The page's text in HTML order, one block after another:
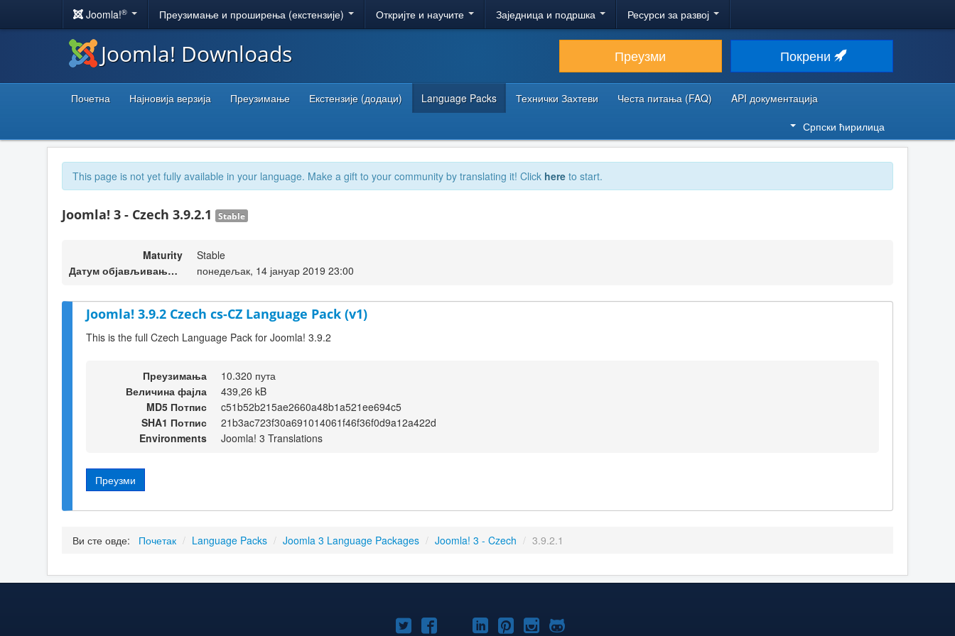
Joomla!® Преузимање и проширења (екстензије) Откријте и научите Заједница и подршка Ресурси за развој
Joomla! Downloads Преузми Покрени
Почетна Најновија верзија Преузимање Екстензије (додаци) Language Packs Технички Захтеви Честа питања (FAQ)
API документација
Српски ћирилица
This page is not yet fully available in your language. Make a gift to your community by translating it! Click here to start.
Joomla! 3 - Czech 3.9.2.1 Stable
Maturity
Stable
Датум објављивања верзије
понедељак, 14 јануар 2019 23:00
Joomla! 3.9.2 Czech cs-CZ Language Pack (v1)
This is the full Czech Language Pack for Joomla! 3.9.2
Преузимања
10.320 пута
Величина фајла
439,26 kB
MD5 Потпис
c51b52b215ae2660a48b1a521ee694c5
SHA1 Потпис
21b3ac723f30a691014061f46f36f0d9a12a422d
Environments
Joomla! 3 Translations
Преузми
Ви сте овде: Почетак / Language Packs / Joomla 3 Language Packages / Joomla! 3 - Czech / 3.9.2.1
Joomla!Joomla!Joomla!
Joomla!Joomla!
Joomla!Joomla!